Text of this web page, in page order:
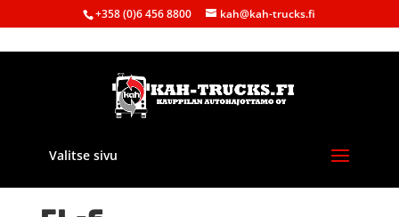
+358 (0)6 456 8800 kah@kah-trucks.fi
Valitse sivu